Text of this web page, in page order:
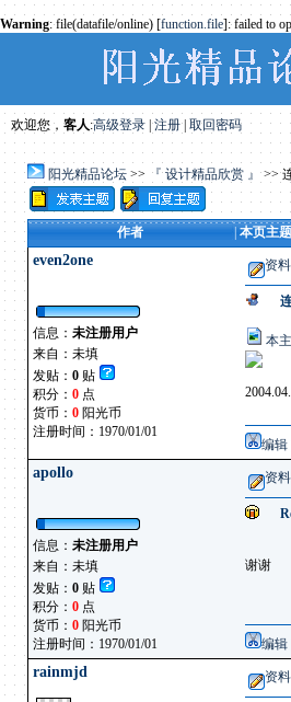
Warning: file(datafile/online) [function.file]: failed to
欢迎您， 客人:高级登录 |注册| 取回密码
阳光精品论坛>> 『 设计精品欣赏 』 >>
作者 |本页主题
even2one
信息： 未注册用户
来自：未填
发贴： 0贴
积分： 0点
货币： 0阳光币
注册时间：1970/01/01
资料
本
编辑|
apollo
信息： 未注册用户
来自：未填
发贴： 0贴
积分： 0点
货币： 0阳光币
注册时间：1970/01/01
资料
谢谢
编辑|
rainmjd 资料